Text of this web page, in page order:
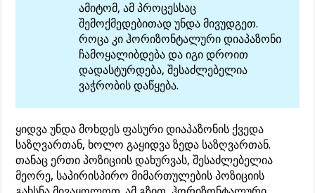
ამიტომ, ამ პროცესსაც
შემოქმედებითად უნდა მივუდგეთ.
როცა კი ჰორიზონტალური დიაპაზონი
ჩამოყალიბდება და იგი დროით
დადასტურდება, შესაძლებელია
ვაჭრობის დაწყება.
ყიდვა უნდა მოხდეს ფასური დიაპაზონის ქვედა
საზღვართან, ხოლო გაყიდვა ზედა საზღვართან.
თანაც ერთი პოზიციის დახურვას, შესაძლებელია
მეორე, საპირისპირო მიმართულების პოზიციის